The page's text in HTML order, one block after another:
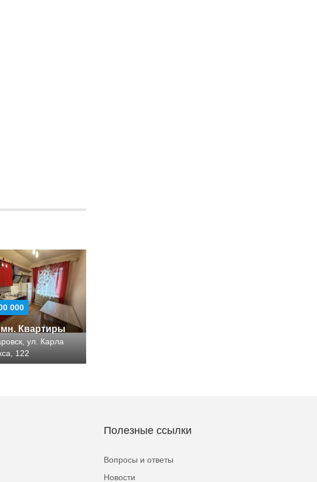
000
Квартиры
ул. Карла
122
Полезные ссылки
Вопросы и ответы
Новости